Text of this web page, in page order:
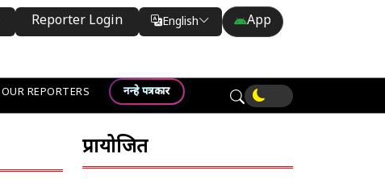
Reporter Login English
Translate
App
OUR REPORTERS नन्हे पत्रकार
प्रायोजित